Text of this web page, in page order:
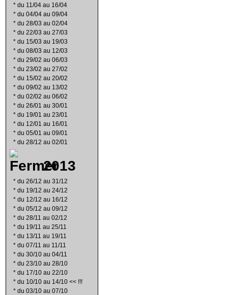
* du 11/04 au 16/04
* du 04/04 au 09/04
* du 28/03 au 02/04
* du 22/03 au 27/03
* du 15/03 au 19/03
* du 08/03 au 12/03
* du 29/02 au 06/03
* du 23/02 au 27/02
* du 15/02 au 20/02
* du 09/02 au 13/02
* du 02/02 au 06/02
* du 26/01 au 30/01
* du 19/01 au 23/01
* du 12/01 au 16/01
* du 05/01 au 09/01
* du 28/12 au 02/01
2013
* du 26/12 au 31/12
* du 19/12 au 24/12
* du 12/12 au 16/12
* du 05/12 au 09/12
* du 28/11 au 02/12
* du 19/11 au 25/11
* du 13/11 au 19/11
* du 07/11 au 11/11
* du 30/10 au 04/11
* du 23/10 au 28/10
* du 17/10 au 22/10
* du 10/10 au 14/10 << !!!
* du 03/10 au 07/10